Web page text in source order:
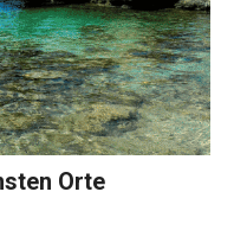
Orte